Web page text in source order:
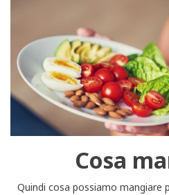
Cosa
Quindi cosa possiamo mangiare